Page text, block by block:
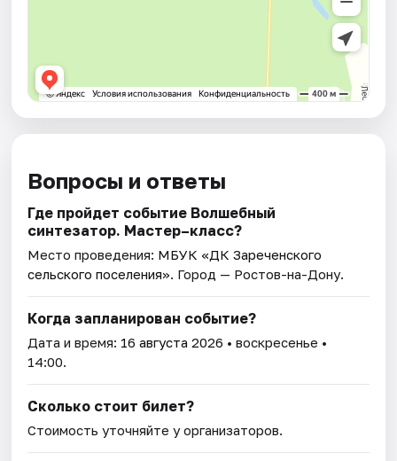
Вопросы и ответы
Где пройдет событие Волшебный
синтезатор. Мастер–класс?
Место проведения: МБУК «ДК Зареченского
сельского поселения». Город — Ростов-на-Дону.
Когда запланирован событие?
Дата и время: 16 августа 2026 • воскресенье •
14:00.
Сколько стоит билет?
Стоимость уточняйте у организаторов.